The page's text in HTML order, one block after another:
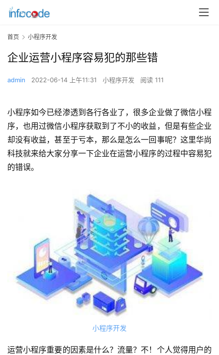
首页 小程序开发
企业运营小程序容易犯的那些错
admin 2022-06-14 上午11:31 小程序开发 阅读 111
小程序如今已经渗透到各行各业了，很多企业做了微信小程
序，也用过微信小程序获取到了不小的收益，但是有些企业
却没有收益，甚至于亏本，那么是怎么一回事呢？这里华尚
科技就来给大家分享一下企业在运营小程序的过程中容易犯
的错误。
小程序开发
运营小程序重要的因素是什么？流量？不！个人觉得用户的